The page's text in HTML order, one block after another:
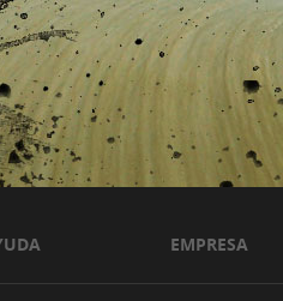
EMPRESA